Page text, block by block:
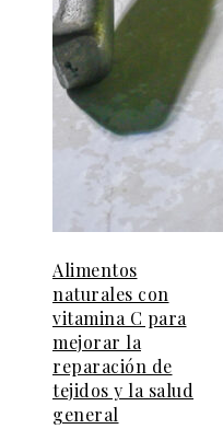
Alimentos
naturales con
vitamina C para
mejorar la
reparación de
tejidos y la salud
general